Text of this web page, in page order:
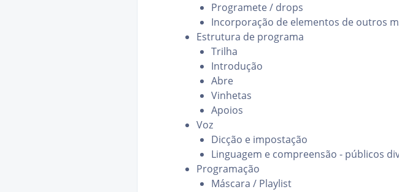
Programete / drops
Incorporação de elementos de outros
Estrutura de programa
Trilha
Introdução
Abre
Vinhetas
Apoios
Voz
Dicção e impostação
Linguagem e compreensão - públicos
Programação
Máscara / Playlist